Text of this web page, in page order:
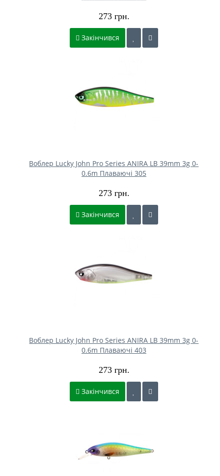
273 грн.
Закінчився
Воблер Lucky John Pro Series ANIRA LB 39mm 3g 0-
0.6m Плаваючі 305
273 грн.
Закінчився
Воблер Lucky John Pro Series ANIRA LB 39mm 3g 0-
0.6m Плаваючі 403
273 грн.
Закінчився